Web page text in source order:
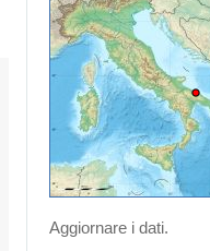
Aggiornare i dati.